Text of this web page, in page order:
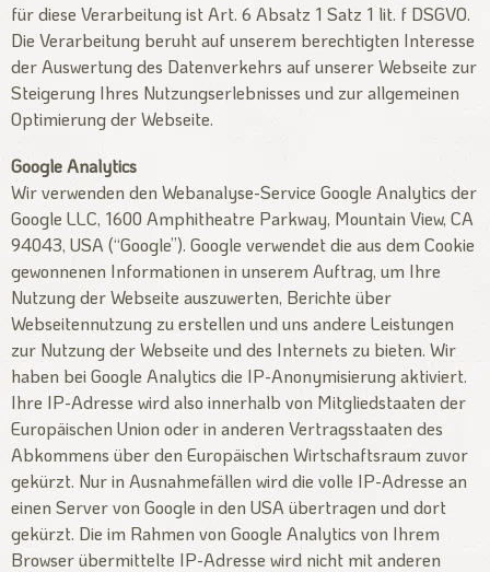
für diese Verarbeitung ist Art. 6 Absatz 1 Satz 1 lit. f DSGVO.
Die Verarbeitung beruht auf unserem berechtigten Interesse
der Auswertung des Datenverkehrs auf unserer Webseite zur
Steigerung Ihres Nutzungserlebnisses und zur allgemeinen
Optimierung der Webseite.
Google Analytics
Wir verwenden den Webanalyse-Service Google Analytics der
Google LLC, 1600 Amphitheatre Parkway, Mountain View, CA
94043, USA (“Google”). Google verwendet die aus dem Cookie
gewonnenen Informationen in unserem Auftrag, um Ihre
Nutzung der Webseite auszuwerten, Berichte über
Webseitennutzung zu erstellen und uns andere Leistungen
zur Nutzung der Webseite und des Internets zu bieten. Wir
haben bei Google Analytics die IP-Anonymisierung aktiviert.
Ihre IP-Adresse wird also innerhalb von Mitgliedstaaten der
Europäischen Union oder in anderen Vertragsstaaten des
Abkommens über den Europäischen Wirtschaftsraum zuvor
gekürzt. Nur in Ausnahmefällen wird die volle IP-Adresse an
einen Server von Google in den USA übertragen und dort
gekürzt. Die im Rahmen von Google Analytics von Ihrem
Browser übermittelte IP-Adresse wird nicht mit anderen